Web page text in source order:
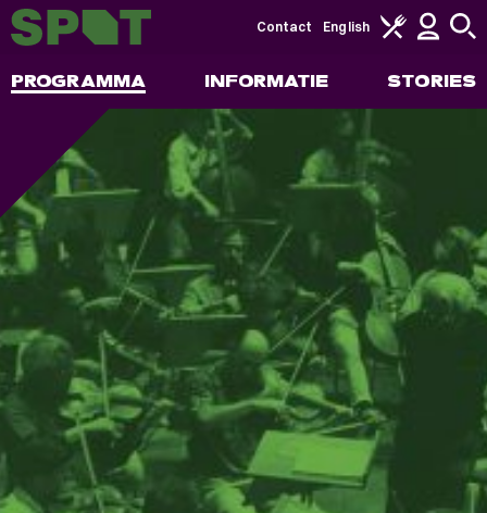
PROGRAMMA INFORMATIE STORIES
Contact English